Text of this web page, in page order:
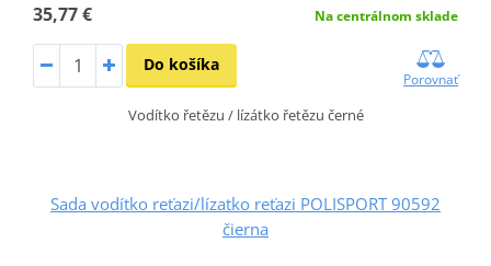
35,77 € Na centrálnom sklade
Do košíka
Porovnať
Vodítko řetězu / lízátko řetězu černé
Sada vodítko reťazi/lízatko reťazi POLISPORT 90592
čierna